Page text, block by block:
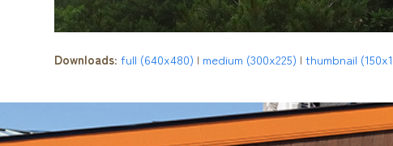
Downloads:full (640x480) | medium (300x225) |thumbnail